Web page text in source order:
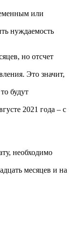
или
нуждаемость
но отсчет
Это значит,
будут
2021 года – с
необходимо
месяцев и на